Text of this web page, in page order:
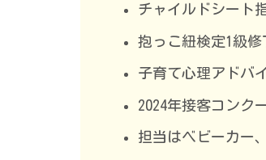
チャイルドシート
抱っこ紐検定1級修
子育て心理アドバ
2024年接客コンク
担当はベビーカー